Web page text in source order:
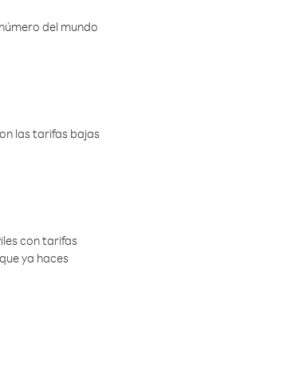
del mundo
las tarifas bajas
con tarifas
ya haces